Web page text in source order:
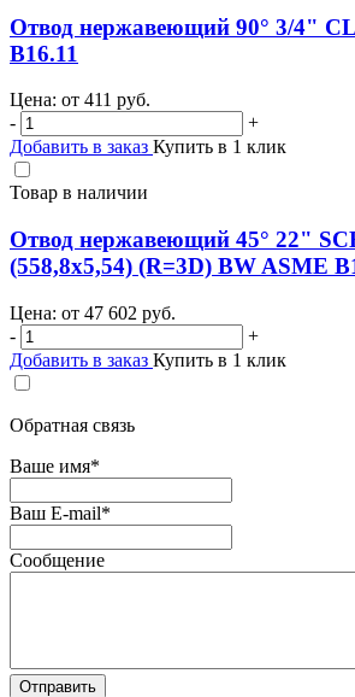
Отвод нержавеющий 90° 3/4"
B16.11
Цена: от 411 руб.
-
+
Добавить в заказ Купить в 1 клик
Товар в наличии
Отвод нержавеющий 45° 22"
(558,8х5,54) (R=3D) BW ASME
Цена: от 47 602 руб.
-
+
Добавить в заказ Купить в 1 клик
Обратная связь
Ваше имя*
Ваш E-mail*
Сообщение